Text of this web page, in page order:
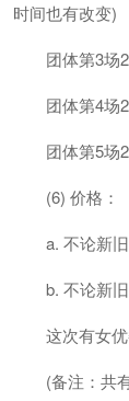
时间也有改变)
团体第3场
团体第4场
团体第5场
(6) 价格：
a. 不论新
b. 不论新
这次有女
(备注：共